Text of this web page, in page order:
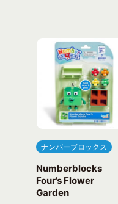
ナンバーブロックス
Numberblocks
Four’s Flower
Garden